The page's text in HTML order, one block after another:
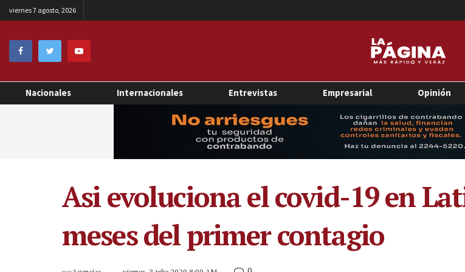
viernes 7 agosto, 2026
Nacionales Internacionales Entrevistas Empresarial Opinión
Asi evoluciona el covid-19 en
meses del primer contagio